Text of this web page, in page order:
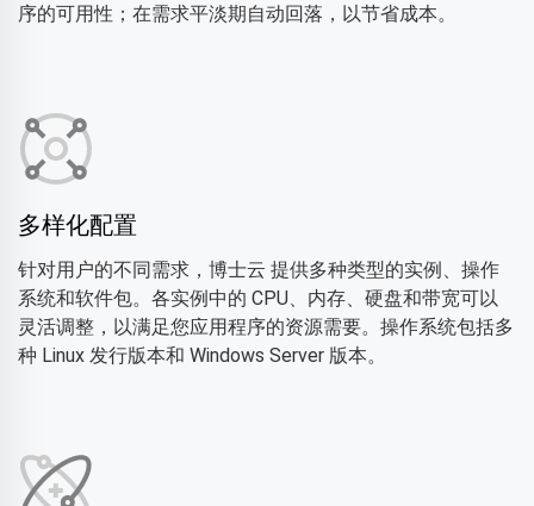
序的可用性；在需求平淡期自动回落，以节省成本。
多样化配置
针对用户的不同需求，博士云 提供多种类型的实例、操作
系统和软件包。各实例中的 CPU、内存、硬盘和带宽可以
灵活调整，以满足您应用程序的资源需要。操作系统包括多
种 Linux 发行版本和 Windows Server 版本。